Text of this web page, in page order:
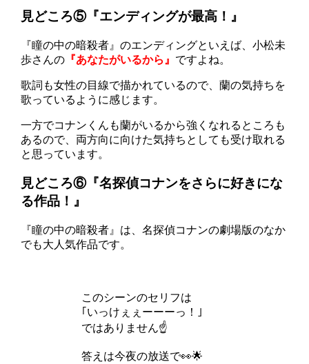
見どころ⑤『エンディングが最高！』
『瞳の中の暗殺者』のエンディングといえば、小松未
歩さんの 『あなたがいるから』 ですよね。
歌詞も女性の目線で描かれているので、蘭の気持ちを
歌っているように感じます。
一方でコナンくんも蘭がいるから強くなれるところも
あるので、両方向に向けた気持ちとしても受け取れる
と思っています。
見どころ⑥『名探偵コナンをさらに好きにな
る作品！』
『瞳の中の暗殺者』は、名探偵コナンの劇場版のなか
でも大人気作品です。
このシーンのセリフは
｢いっけぇぇーーーっ！｣
ではありません☝️
答えは今夜の放送で👀🌟